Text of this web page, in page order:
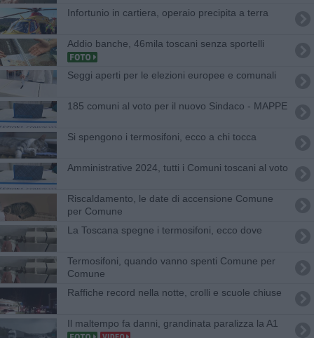
Infortunio in cartiera, operaio precipita a terra
Addio banche, 46mila toscani senza sportelli
Seggi aperti per le elezioni europee e comunali
185 comuni al voto per il nuovo Sindaco - MAPPE
Si spengono i termosifoni, ecco a chi tocca
Amministrative 2024, tutti i Comuni toscani al voto
Riscaldamento, le date di accensione Comune
per Comune
La Toscana spegne i termosifoni, ecco dove
Termosifoni, quando vanno spenti Comune per
Comune
Raffiche record nella notte, crolli e scuole chiuse
Il maltempo fa danni, grandinata paralizza la A1